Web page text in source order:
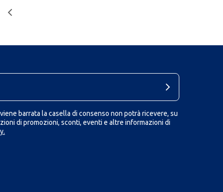
barrata la casella di consenso non potrà ricevere, su
di promozioni, sconti, eventi e altre informazioni di